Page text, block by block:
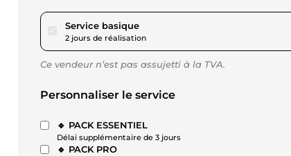
Service basiquepour 23,12 $US
2 jours de réalisation
Ce vendeur n’est pas assujetti à la TVA.
Personnaliser le service
🔹 PACK ESSENTIEL
Délai supplémentaire de 3 jours
🔹 PACK PRO